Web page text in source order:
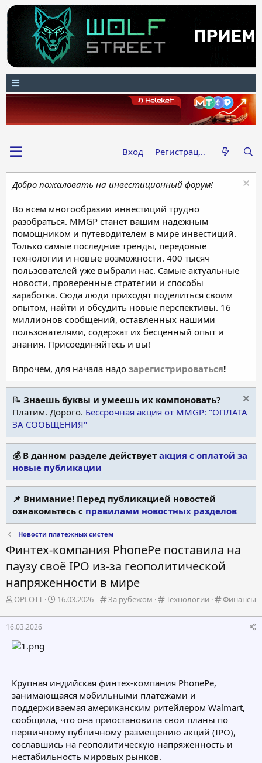
Вход Регистрация
Добро пожаловать на инвестиционный форум!
Во всем многообразии инвестиций трудно
разобраться. MMGP станет вашим надежным
помощником и путеводителем в мире инвестиций.
Только самые последние тренды, передовые
технологии и новые возможности. 400 тысяч
пользователей уже выбрали нас. Самые актуальные
новости, проверенные стратегии и способы
заработка. Сюда люди приходят поделиться своим
опытом, найти и обсудить новые перспективы. 16
миллионов сообщений, оставленных нашими
пользователями, содержат их бесценный опыт и
знания. Присоединяйтесь и вы!
Впрочем, для начала надо зарегистрироваться!
📝 Знаешь буквы и умеешь их компоновать?
Платим. Дорого. Бессрочная акция от MMGP: "ОПЛАТА
ЗА СООБЩЕНИЯ"
💰 В данном разделе действует акция с оплатой за
новые публикации
📌 Внимание! Перед публикацией новостей
ознакомьтесь с правилами новостных разделов
Новости платежных систем
Финтех-компания PhonePe поставила на
паузу своё IPO из-за геополитической
напряженности в мире
К
т
я
За рубежом
К
т
я
Технологии
К
т
Финансы
А
т
о
р
т
ы
OPLOTT
Д
т
л
а
16.03.2026
16.03.2026
Крупная индийская финтех-компания PhonePe,
занимающаяся мобильными платежами и
поддерживаемая американским ритейлером Walmart,
сообщила, что она приостановила свои планы по
первичному публичному размещению акций (IPO),
сославшись на геополитическую напряженность и
нестабильность мировых рынков.